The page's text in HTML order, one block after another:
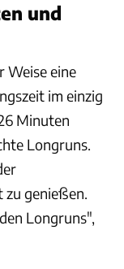
und
Weise eine
im einzig
Minuten
Longruns.
zu genießen.
Longruns",